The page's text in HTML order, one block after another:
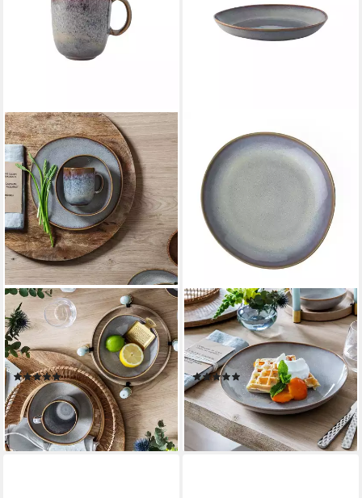
LIKE. BY VILLEROY & BOCH
Tasse Lave Henkelbecher, 1-
tlg., Steingut, Steingut, 1 Stck,
mikrow.- & spülm.sicher
(4)
ab 21,60 €
lieferbar - in 2-3 Werktagen bei dir
LIKE. BY VILLEROY & BOCH
Müslischale Lave SchaleFlach,
Steingut, (1-tlg), Steingut, 1
Stck, mikrow.- & spülm.sicher
(1)
36,95 €
lieferbar - in 4-5 Werktagen bei dir